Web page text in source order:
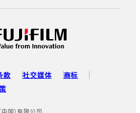
款 社交媒体
商标